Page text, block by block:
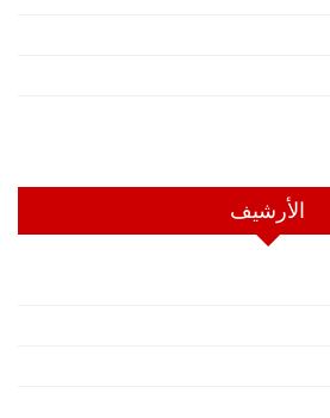
الأرشيف